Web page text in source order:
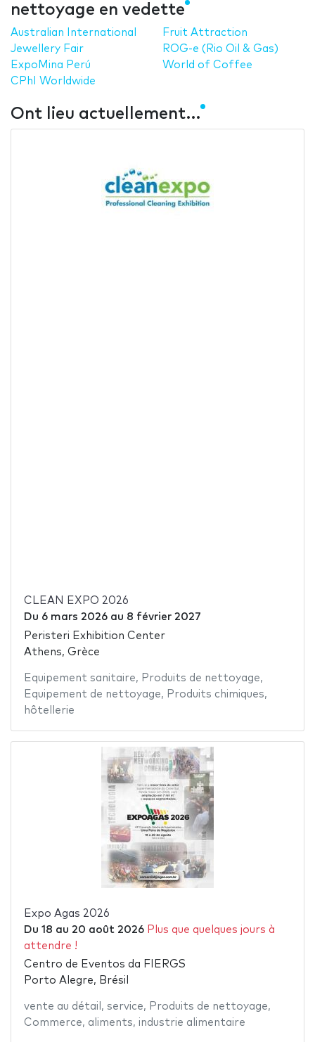
nettoyage en vedette
Australian International
Jewellery Fair
ExpoMina Perú
CPhI Worldwide
Fruit Attraction
ROG-e (Rio Oil & Gas)
World of Coffee
Ont lieu actuellement…
CLEAN EXPO 2026
Du 6 mars 2026au 8 février 2027
Peristeri Exhibition Center
Athens, Grèce
Equipement sanitaire, Produits de nettoyage,
Equipement de nettoyage, Produits chimiques,
hôtellerie
Expo Agas 2026
Du 18 au 20 août 2026 Plus que quelques jours à
attendre !
Centro de Eventos da FIERGS
Porto Alegre, Brésil
vente au détail , service, Produits de nettoyage,
Commerce, aliments, industrie alimentaire